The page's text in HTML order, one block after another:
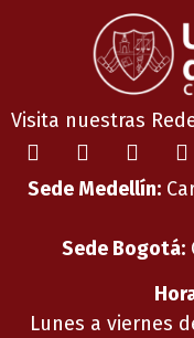
Visita nuestras
Sede Medellín:
Sede Bogotá:
Lunes a viernes